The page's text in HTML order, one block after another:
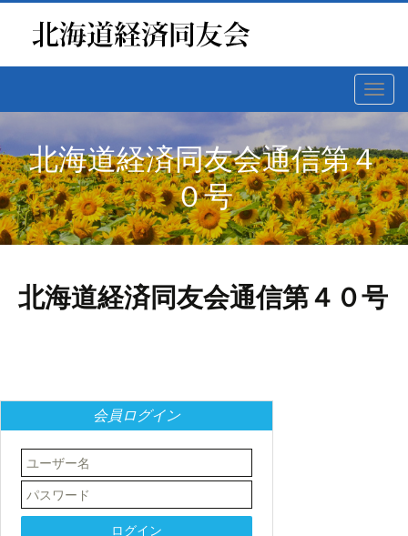
北海道経済同友会通信第４
０号
北海道経済同友会通信第４０号
会員ログイン